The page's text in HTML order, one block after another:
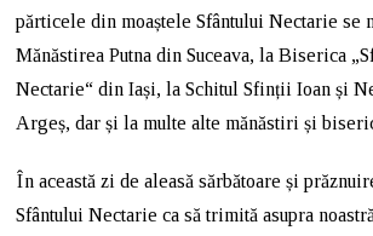
părticele din moaștele Sfântului Nectarie se
Mănăstirea Putna din Suceava, la Biserica
Nectarie“ din Iași, la Schitul Sfinții Ioan și
Argeș, dar și la multe alte mănăstiri și
În această zi de aleasă sărbătoare și
Sfântului Nectarie ca să trimită asupra